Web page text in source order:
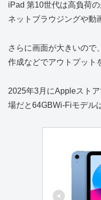
iPad 第10世代は高負荷
ネットブラウジングや動
さらに画面が大きいので
作成などでアウトプット
2025年3月にAppleスト
場だと64GBWi-Fiモデル